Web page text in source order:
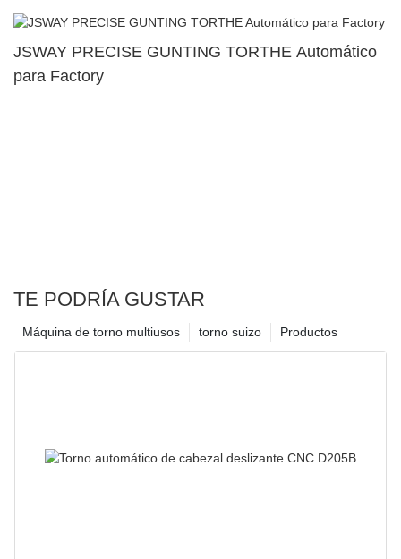
JSWAY PRECISE GUNTING TORTHE Automático
para Factory
TE PODRÍA GUSTAR
Productos
torno suizo
Máquina de torno multiusos